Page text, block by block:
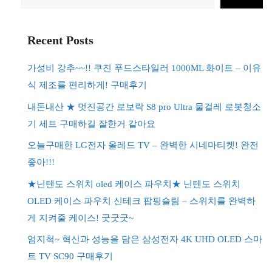
Recent Posts
가성비 강추~~!! 쿠진 푸드스타일러 1000ML 화이트 – 이유
식 제조를 편리하게! 구매후기
내돈내산 ★ 멋진공간 로보락 S8 pro Ultra 물걸레 로봇청소
기 세트 구매하길 잘한거 같아요
오늘구매한 LG전자 올레드 TV – 완벽한 시네마티켓! 완전
좋아!!!
★닌텐도 스위치 oled 케이스 파우치★ 닌텐도 스위치
OLED 케이스 파우치 신테크 팝핑슬림 – 스위치를 완벽하
게 지켜줄 케이스! 굿굿굿~
엄지척~ 혁신과 성능을 담은 삼성전자 4K UHD OLED 스마
트 TV SC90 구매후기